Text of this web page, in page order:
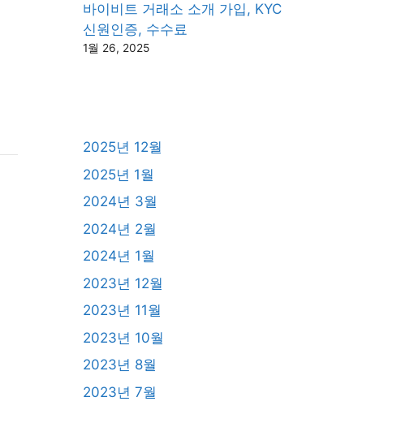
바이비트 거래소 소개 가입, KYC
신원인증, 수수료
1월 26, 2025
2025년 12월
2025년 1월
2024년 3월
2024년 2월
2024년 1월
2023년 12월
2023년 11월
2023년 10월
2023년 8월
2023년 7월